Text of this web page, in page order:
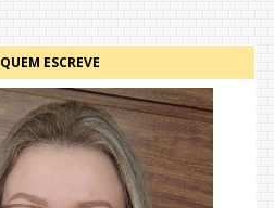
QUEM ESCREVE